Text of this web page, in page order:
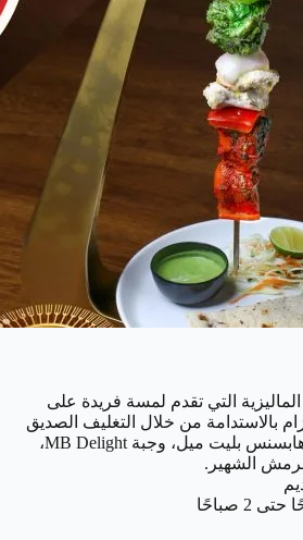
التي تقدم لمسة فريدة على
بالاستدامة من خلال التغليف الصديق
للبيئة، جرب وجبات مثل هابسنس بليت ميل، وجبة MB Delight،
الشهير.